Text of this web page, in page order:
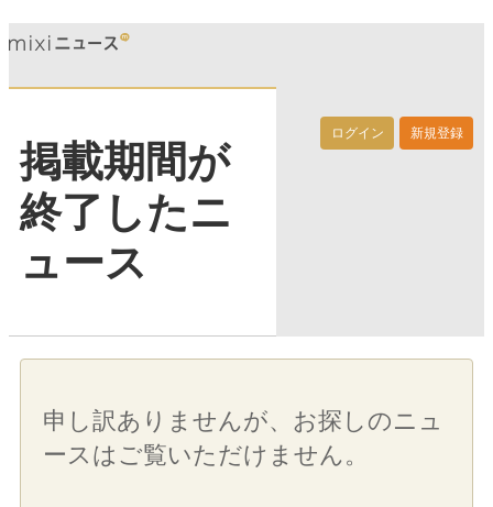
ログイン 新規登録
掲載期間が
終了したニ
ュース
申し訳ありませんが、お探しのニュ
ースはご覧いただけません。